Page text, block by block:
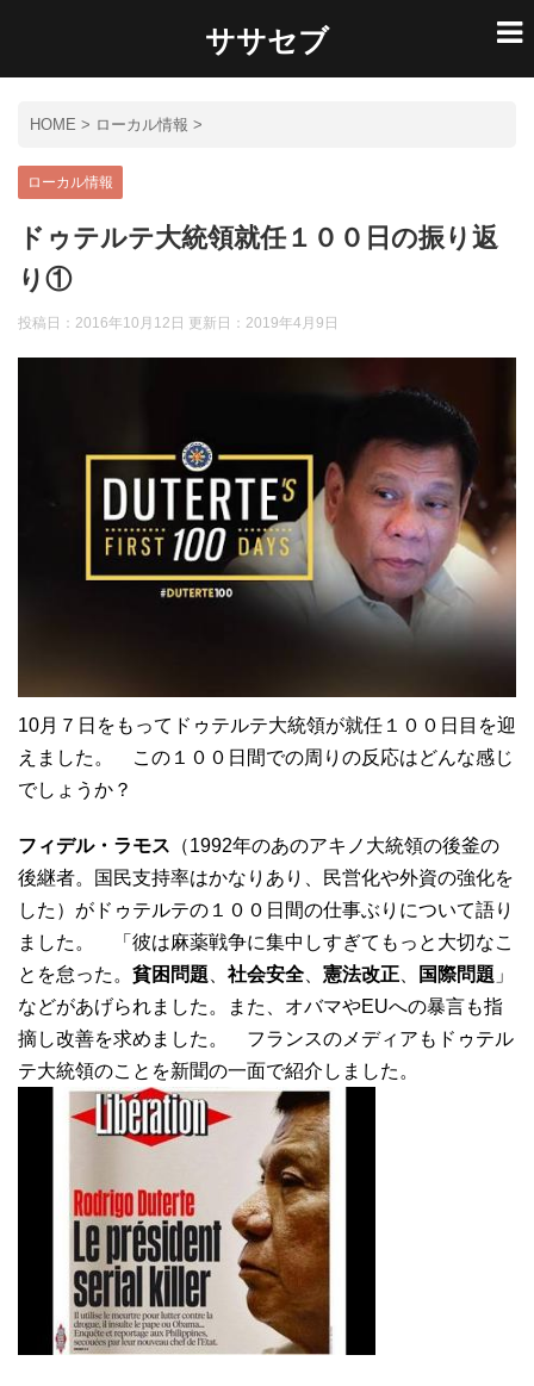
ササセブ
HOME > ローカル情報 >
ローカル情報
ドゥテルテ大統領就任１００日の振り返
り①
投稿日：2016年10月12日 更新日： 2019年4月9日
10月７日をもってドゥテルテ大統領が就任１００日目を迎
えました。 この１００日間での周りの反応はどんな感じ
でしょうか？
フィデル・ラモス （1992年のあのアキノ大統領の後釜の
後継者。国民支持率はかなりあり、民営化や外資の強化を
した）がドゥテルテの１００日間の仕事ぶりについて語り
ました。 「彼は麻薬戦争に集中しすぎてもっと大切なこ
とを怠った。 貧困問題 社会安全 憲法改正 国際問題 」
などがあげられました。また、オバマやEUへの暴言も指
摘し改善を求めました。 フランスのメディアもドゥテル
テ大統領のことを新聞の一面で紹介しました。